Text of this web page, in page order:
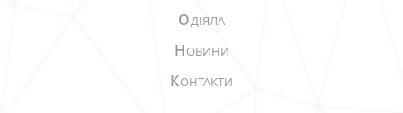
ОДІЯЛА
НОВИНИ
КОНТАКТИ